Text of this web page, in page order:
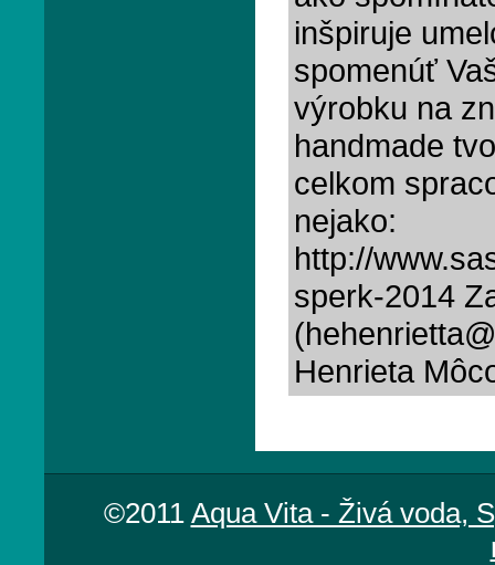
inšpiruje
spomenúť
výrobku na
handmade
celkom
nejako:
http://
sperk-2014
Henrieta
©2011 Aqua Vita - Živá voda,